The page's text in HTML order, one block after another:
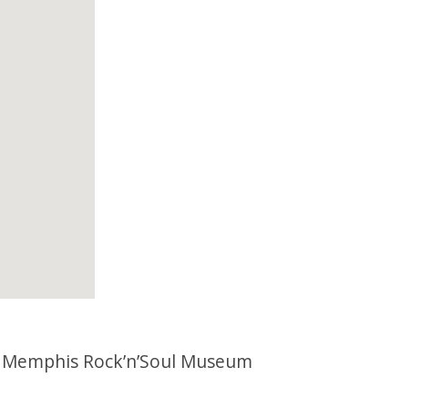
Rock’n’Soul Museum